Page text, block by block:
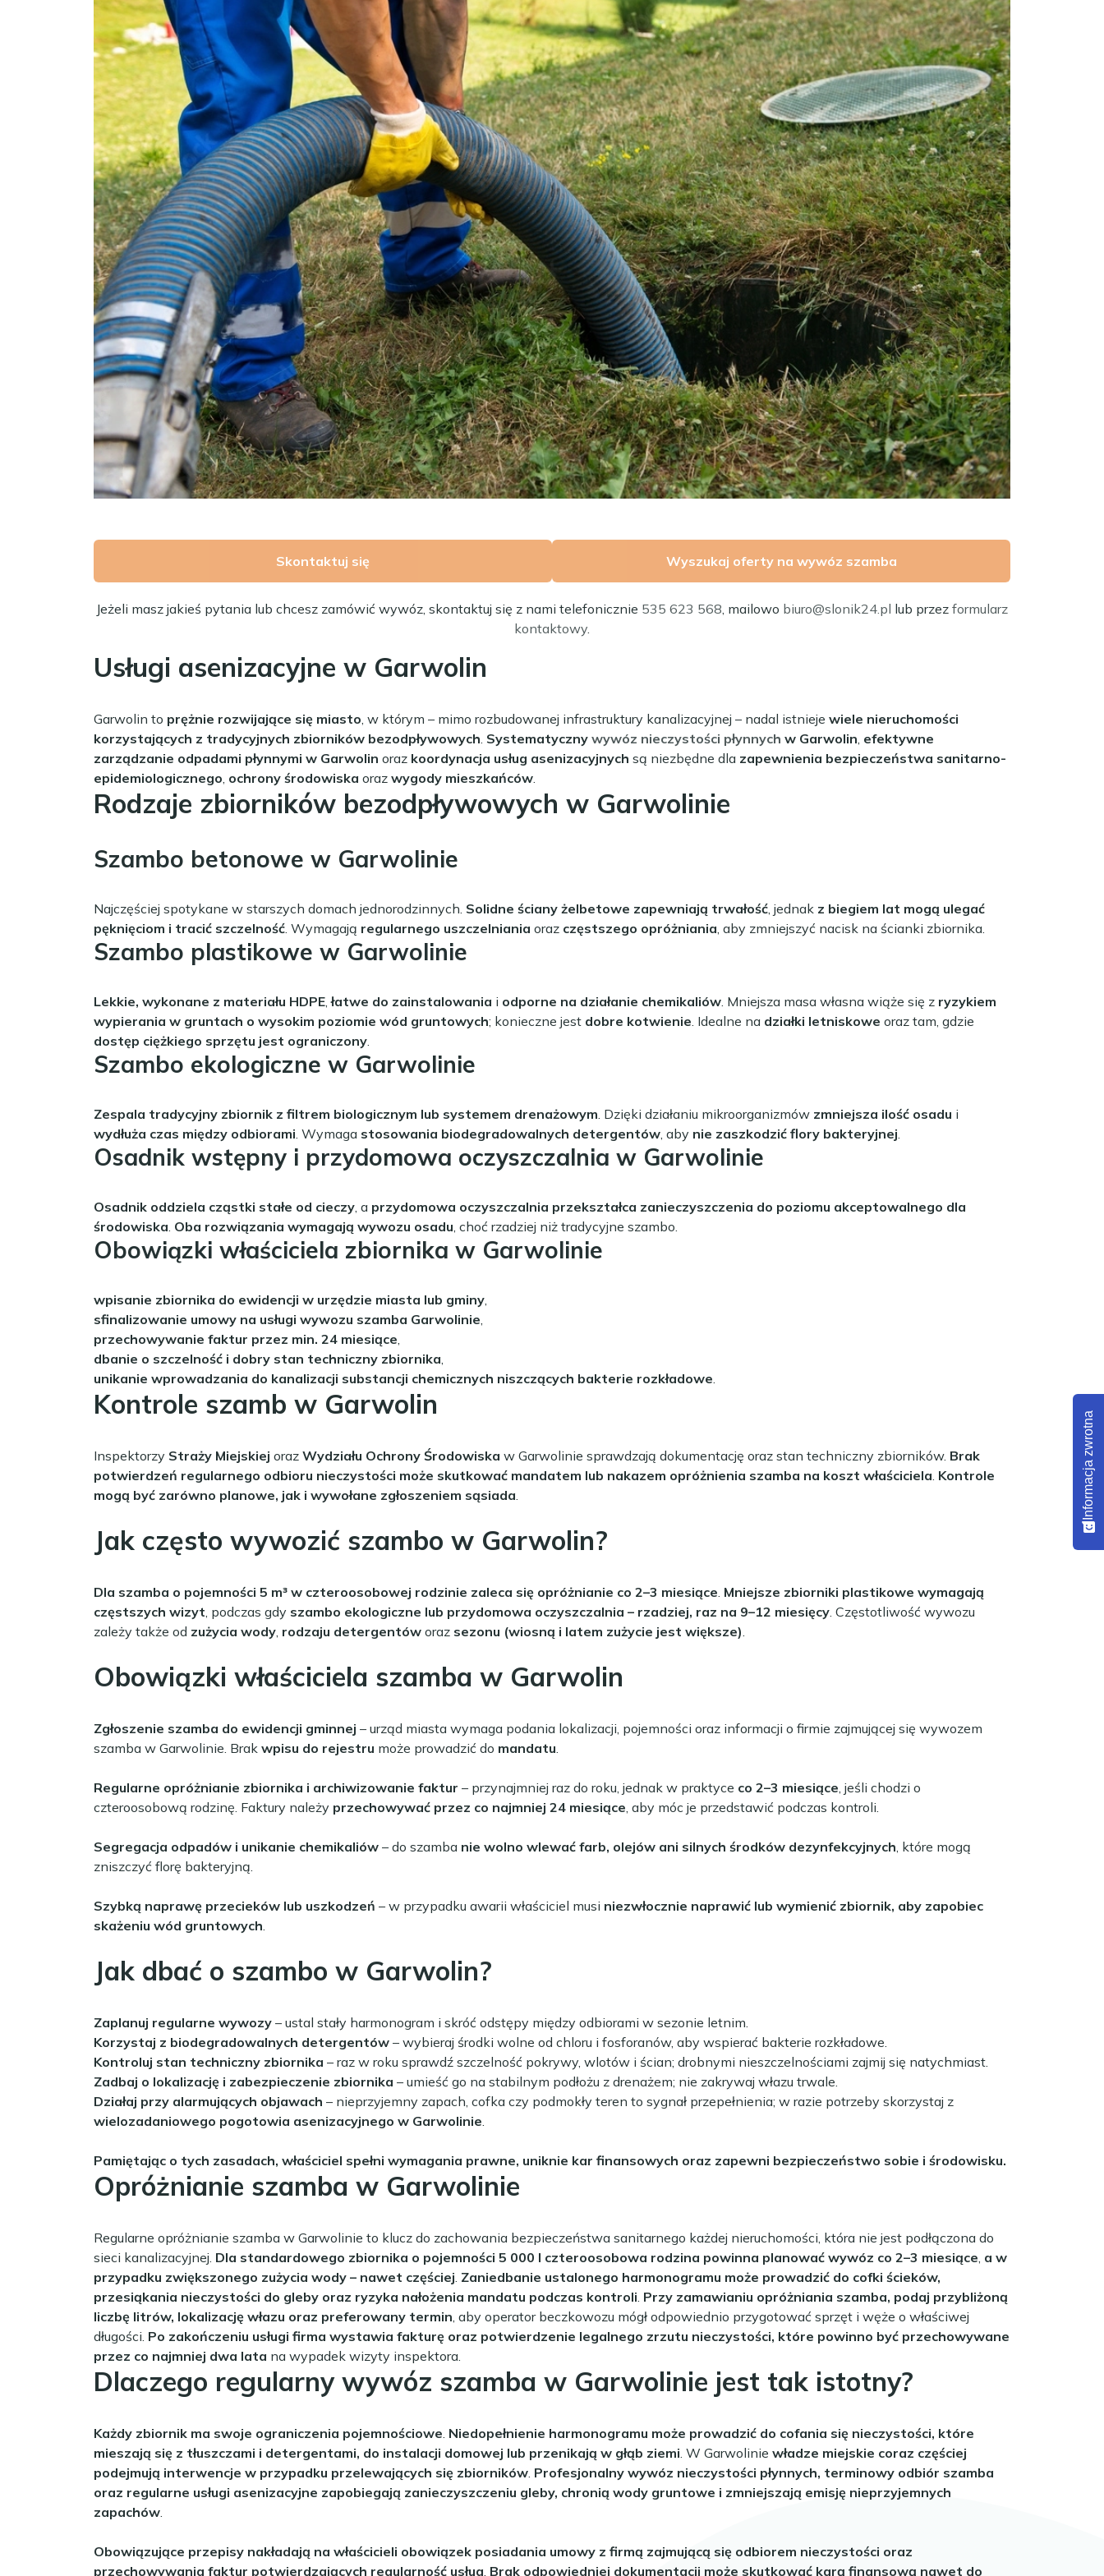
Skontaktuj się Wyszukaj oferty na wywóz szamba
Jeżeli masz jakieś pytania lub chcesz zamówić wywóz, skontaktuj się z nami telefonicznie 535 623 568 , mailowo biuro@slonik24.pl lub przez formularz
kontaktowy
Usługi asenizacyjne w Garwolin
Garwolin to prężnie rozwijające się miasto , w którym – mimo rozbudowanej infrastruktury kanalizacyjnej – nadal istnieje wiele nieruchomości
korzystających z tradycyjnych zbiorników bezodpływowych Systematyczny wywóz nieczystości płynnych w Garwolin efektywne
zarządzanie odpadami płynnymi w Garwolin oraz koordynacja usług asenizacyjnych są niezbędne dla zapewnienia bezpieczeństwa sanitarno-
epidemiologicznego ochrony środowiska oraz wygody mieszkańców
Rodzaje zbiorników bezodpływowych w Garwolinie
Szambo betonowe w Garwolinie
Najczęściej spotykane w starszych domach jednorodzinnych. Solidne ściany żelbetowe zapewniają trwałość , jednak z biegiem lat mogą ulegać
pęknięciom i tracić szczelność . Wymagają regularnego uszczelniania oraz częstszego opróżniania , aby zmniejszyć nacisk na ścianki zbiornika.
Szambo plastikowe w Garwolinie
Lekkie, wykonane z materiału HDPE ,łatwe do zainstalowania i odporne na działanie chemikaliów . Mniejsza masa własna wiąże się z ryzykiem
wypierania w gruntach o wysokim poziomie wód gruntowych; konieczne jest dobre kotwienie . Idealne na działki letniskowe oraz tam, gdzie
dostęp ciężkiego sprzętu jest ograniczony
Szambo ekologiczne w Garwolinie
Zespala tradycyjny zbiornik z filtrem biologicznym lub systemem drenażowym . Dzięki działaniu mikroorganizmów zmniejsza ilość osadu i
wydłuża czas między odbiorami . Wymaga stosowania biodegradowalnych detergentów , aby nie zaszkodzić flory bakteryjnej
Osadnik wstępny i przydomowa oczyszczalnia w Garwolinie
Osadnik oddziela cząstki stałe od cieczy , a przydomowa oczyszczalnia przekształca zanieczyszczenia do poziomu akceptowalnego dla
środowiska Oba rozwiązania wymagają wywozu osadu , choć rzadziej niż tradycyjne szambo.
Obowiązki właściciela zbiornika w Garwolinie
wpisanie zbiornika do ewidencji w urzędzie miasta lub gminy
sfinalizowanie umowy na usługi wywozu szamba Garwolinie
przechowywanie faktur przez min. 24 miesiące
dbanie o szczelność i dobry stan techniczny zbiornika
unikanie wprowadzania do kanalizacji substancji chemicznych niszczących bakterie rozkładowe
Kontrole szamb w Garwolin
Inspektorzy Straży Miejskiej oraz Wydziału Ochrony Środowiska w Garwolinie sprawdzają dokumentację oraz stan techniczny zbiorników. Brak
potwierdzeń regularnego odbioru nieczystości może skutkować mandatem lub nakazem opróżnienia szamba na koszt właściciela Kontrole
mogą być zarówno planowe, jak i wywołane zgłoszeniem sąsiada
Jak często wywozić szambo w Garwolin?
Dla szamba o pojemności 5 m³ w czteroosobowej rodzinie zaleca się opróżnianie co 2–3 miesiące Mniejsze zbiorniki plastikowe wymagają
częstszych wizyt , podczas gdy szambo ekologiczne lub przydomowa oczyszczalnia – rzadziej, raz na 9–12 miesięcy . Częstotliwość wywozu
zależy także od zużycia wody rodzaju detergentów oraz sezonu (wiosną i latem zużycie jest większe)
Obowiązki właściciela szamba w Garwolin
Zgłoszenie szamba do ewidencji gminnej – urząd miasta wymaga podania lokalizacji, pojemności oraz informacji o firmie zajmującej się wywozem
szamba w Garwolinie. Brak wpisu do rejestru może prowadzić do mandatu
Regularne opróżnianie zbiornika i archiwizowanie faktur – przynajmniej raz do roku, jednak w praktyce co 2–3 miesiące , jeśli chodzi o
czteroosobową rodzinę. Faktury należy przechowywać przez co najmniej 24 miesiące , aby móc je przedstawić podczas kontroli.
Segregacja odpadów i unikanie chemikaliów – do szamba nie wolno wlewać farb, olejów ani silnych środków dezynfekcyjnych , które mogą
zniszczyć florę bakteryjną.
Szybką naprawę przecieków lub uszkodzeń – w przypadku awarii właściciel musi niezwłocznie naprawić lub wymienić zbiornik, aby zapobiec
skażeniu wód gruntowych
Jak dbać o szambo w Garwolin?
Zaplanuj regularne wywozy – ustal stały harmonogram i skróć odstępy między odbiorami w sezonie letnim.
Korzystaj z biodegradowalnych detergentów – wybieraj środki wolne od chloru i fosforanów, aby wspierać bakterie rozkładowe.
Kontroluj stan techniczny zbiornika – raz w roku sprawdź szczelność pokrywy, wlotów i ścian; drobnymi nieszczelnościami zajmij się natychmiast.
Zadbaj o lokalizację i zabezpieczenie zbiornika – umieść go na stabilnym podłożu z drenażem; nie zakrywaj włazu trwale.
Działaj przy alarmujących objawach – nieprzyjemny zapach, cofka czy podmokły teren to sygnał przepełnienia; w razie potrzeby skorzystaj z
wielozadaniowego pogotowia asenizacyjnego w Garwolinie
Pamiętając o tych zasadach, właściciel spełni wymagania prawne, uniknie kar finansowych oraz zapewni bezpieczeństwo sobie i środowisku.
Opróżnianie szamba w Garwolinie
Regularne opróżnianie szamba w Garwolinie to klucz do zachowania bezpieczeństwa sanitarnego każdej nieruchomości, która nie jest podłączona do
sieci kanalizacyjnej. Dla standardowego zbiornika o pojemności 5 000 l czteroosobowa rodzina powinna planować wywóz co 2–3 miesiące a w
przypadku zwiększonego zużycia wody – nawet częściej Zaniedbanie ustalonego harmonogramu może prowadzić do cofki ścieków,
przesiąkania nieczystości do gleby oraz ryzyka nałożenia mandatu podczas kontroli Przy zamawianiu opróżniania szamba, podaj przybliżoną
liczbę litrów, lokalizację włazu oraz preferowany termin , aby operator beczkowozu mógł odpowiednio przygotować sprzęt i węże o właściwej
długości. Po zakończeniu usługi firma wystawia fakturę oraz potwierdzenie legalnego zrzutu nieczystości, które powinno być przechowywane
przez co najmniej dwa lata na wypadek wizyty inspektora.
Dlaczego regularny wywóz szamba w Garwolinie jest tak istotny?
Każdy zbiornik ma swoje ograniczenia pojemnościowe Niedopełnienie harmonogramu może prowadzić do cofania się nieczystości, które
mieszają się z tłuszczami i detergentami, do instalacji domowej lub przenikają w głąb ziemi . W Garwolinie władze miejskie coraz częściej
podejmują interwencje w przypadku przelewających się zbiorników Profesjonalny wywóz nieczystości płynnych, terminowy odbiór szamba
oraz regularne usługi asenizacyjne zapobiegają zanieczyszczeniu gleby, chronią wody gruntowe i zmniejszają emisję nieprzyjemnych
zapachów
Obowiązujące przepisy nakładają na właścicieli obowiązek posiadania umowy z firmą zajmującą się odbiorem nieczystości oraz
przechowywania faktur potwierdzających regularność usług Brak odpowiedniej dokumentacji może skutkować karą finansową nawet do
Informacja zwrotna